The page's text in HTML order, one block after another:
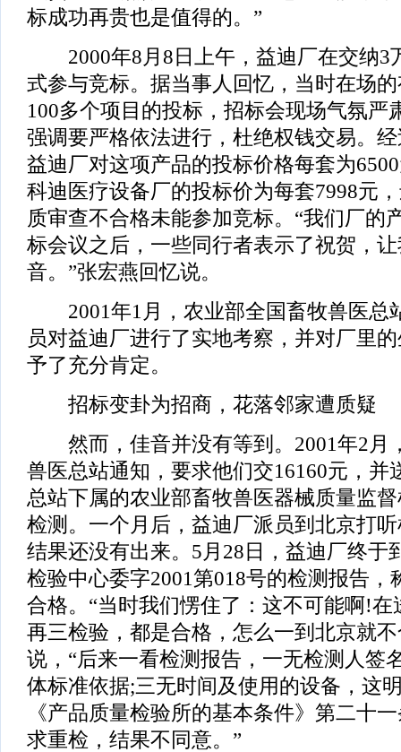
标成功再贵也是值得的。”
2000年8月8日上午，益迪厂在交纳3
式参与竞标。据当事人回忆，当时在场
100多个项目的投标，招标会现场气氛严
强调要严格依法进行，杜绝权钱交易。
益迪厂对这项产品的投标价格每套为
科迪医疗设备厂的投标价为每套7998元
质审查不合格未能参加竞标。“我们厂的
标会议之后，一些同行者表示了祝贺，
音。”张宏燕回忆说。
2001年1月，农业部全国畜牧兽医总
员对益迪厂进行了实地考察，并对厂里
予了充分肯定。
招标变卦为招商，花落邻家遭质疑
然而，佳音并没有等到。2001年2月
兽医总站通知，要求他们交16160元，并
总站下属的农业部畜牧兽医器械质量监
检测。一个月后，益迪厂派员到北京打
结果还没有出来。5月28日，益迪厂终于
检验中心委字2001第018号的检测报告，
合格。“当时我们愣住了：这不可能啊!在
再三检验，都是合格，怎么一到北京就
说，“后来一看检测报告，一无检测人签
体标准依据;三无时间及使用的设备，这
《产品质量检验所的基本条件》第二十
求重检，结果不同意。”